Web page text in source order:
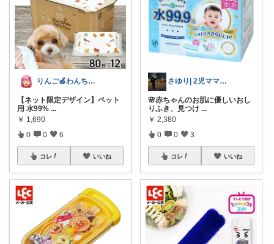
りんご🍎わんちゃん🐶との生活✩⡱
【ネット限定デザイン】ペット
用 水99% ...
￥ 1,690
0 0 6
コレ いいね
さゆり| 2児ママお買い物メモ🧸
🌸赤ちゃんのお肌に優しいおし
りふき、見つけ ...
￥ 2,380
0 0 3
コレ いいね